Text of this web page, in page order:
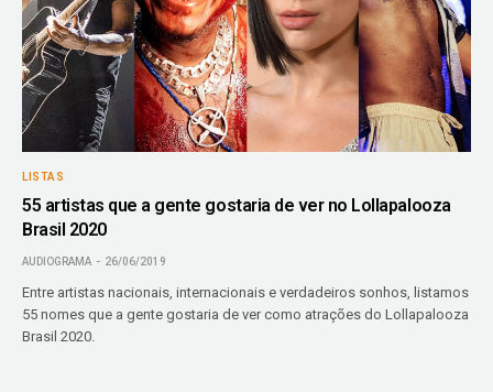
LISTAS
55 artistas que a gente gostaria de ver no Lollapalooza
Brasil 2020
AUDIOGRAMA 26/06/2019
Entre artistas nacionais, internacionais e verdadeiros sonhos, listamos
55 nomes que a gente gostaria de ver como atrações do Lollapalooza
Brasil 2020.